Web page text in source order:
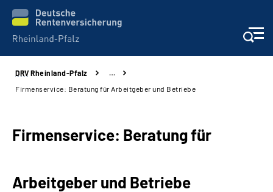
Unsere Leistungen
Karriere
DRV Rheinland-Pfalz
…
Firmenservice: Beratung für Arbeitgeber und Betriebe
Firmenservice: Beratung für
Arbeitgeber und Betriebe